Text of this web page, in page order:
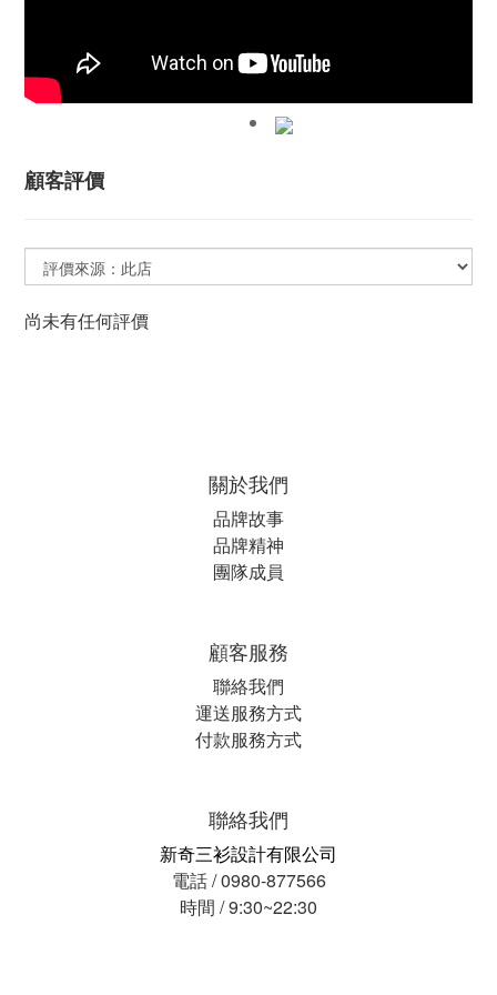
顧客評價
尚未有任何評價
關於我們
品牌故事
品牌精神
團隊成員
顧客服務
聯絡我們
運送服務方式
付款服務方式
聯絡我們
新奇三衫設計有限公司
電話 / 0980-877566
時間 / 9:30~22:30